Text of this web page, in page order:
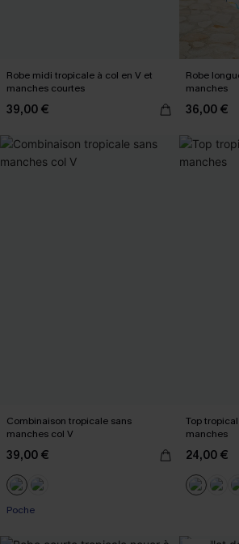
Robe midi tropicale à col en V et
manches courtes
39,00 €
Robe
manches
36,00 €
Combinaison tropicale sans
manches col V
39,00 €
Poche
Top
manches
24,00 €